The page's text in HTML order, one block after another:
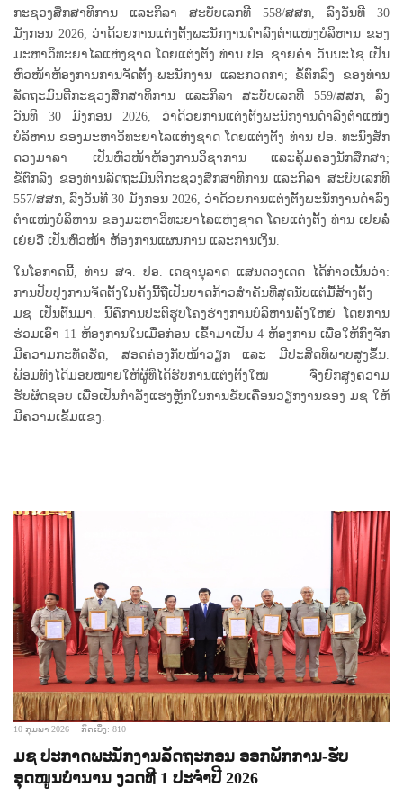
ກະຊວງສຶກສາທິການ ແລະກິລາ ສະບັບເລກທີ 558/ສສກ, ລົງວັນທີ 30
ມັງກອນ 2026, ວ່າດ້ວຍການແຕ່ງຕັ້ງພະນັກງານດໍາລົງຕໍາແໜ່ງບໍລິຫານ ຂອງ
ມະຫາວິທະຍາໄລແຫ່ງຊາດ ໂດຍແຕ່ງຕັ້ງ ທ່ານ ປອ. ຊາຍຄຳ ວັນນະໄຊ ເປັນ
ຫົວໜ້າຫ້ອງການການຈັດຕັ້ງ-ພະນັກງານ ແລະກວດກາ; ຂໍ້ຕົກລົງ ຂອງທ່ານ
ລັດຖະມົນຕີກະຊວງສຶກສາທິການ ແລະກິລາ ສະບັບເລກທີ 559/ສສກ, ລົງ
ວັນທີ 30 ມັງກອນ 2026, ວ່າດ້ວຍການແຕ່ງຕັ້ງພະນັກງານດໍາລົງຕໍາແໜ່ງ
ບໍລິຫານ ຂອງມະຫາວິທະຍາໄລແຫ່ງຊາດ ໂດຍແຕ່ງຕັ້ງ ທ່ານ ປອ. ທະນົງສັກ
ດວງມາລາ ເປັນຫົວໜ້າຫ້ອງການວິຊາການ ແລະຄຸ້ມຄອງນັກສຶກສາ;
ຂໍ້ຕົກລົງ ຂອງທ່ານລັດຖະມົນຕີກະຊວງສຶກສາທິການ ແລະກິລາ ສະບັບເລກທີ
557/ສສກ, ລົງວັນທີ 30 ມັງກອນ 2026, ວ່າດ້ວຍການແຕ່ງຕັ້ງພະນັກງານດໍາລົງ
ຕໍາແໜ່ງບໍລິຫານ ຂອງມະຫາວິທະຍາໄລແຫ່ງຊາດ ໂດຍແຕ່ງຕັ້ງ ທ່ານ ເຢຍລໍ່
ເຍ່ຍວື ເປັນຫົວໜ້າ ຫ້ອງການແຜນການ ແລະການເງິນ.
ໃນໂອກາດນີ້, ທ່ານ ສຈ. ປອ. ເດຊານຸລາດ ແສນດວງເດດ ໄດ້ກ່າວເນັ້ນວ່າ:
ການປັບປຸງການຈັດຕັ້ງໃນຄັ້ງນີ້ຖືເປັນບາດກ້າວສຳຄັນທີ່ສຸດນັບແຕ່ມື້ສ້າງຕັ້ງ
ມຊ ເປັນຕົ້ນມາ. ນີ້ຄືການປະຕິຮູບໂຄງຮ່າງການບໍລິຫານຄັ້ງໃຫຍ່ ໂດຍການ
ຮ່ວມເອົາ 11 ຫ້ອງການໃນເມື່ອກ່ອນ ເຂົ້າມາເປັນ 4 ຫ້ອງການ ເພື່ອໃຫ້ກົງຈັກ
ມີຄວາມກະທັດຮັດ, ສອດຄ່ອງກັບໜ້າວຽກ ແລະ ມີປະສິດທິພາບສູງຂຶ້ນ.
ພ້ອມທັງໄດ້ມອບໝາຍໃຫ້ຜູ້ທີ່ໄດ້ຮັບການແຕ່ງຕັ້ງໃໝ່ ຈົ່ງຍົກສູງຄວາມ
ຮັບຜິດຊອບ ເພື່ອເປັນກຳລັງແຮງຫຼັກໃນການຂັບເຄື່ອນວຽກງານຂອງ ມຊ ໃຫ້
ມີຄວາມເຂັ້ມແຂງ.
10 ກຸມພາ 2026 ກົດເບິ່ງ: 810
ມຊ ປະກາດພະນັກງານລັດຖະກອນ ອອກພັກການ-ຮັບ
ອຸດໜູນບຳນານ ງວດທີ 1 ປະຈຳປີ 2026